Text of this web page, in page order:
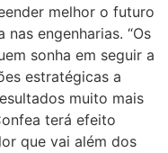
melhor o futuro
engenharias. “Os
sonha em seguir a
estratégicas a
muito mais
terá efeito
que vai além dos